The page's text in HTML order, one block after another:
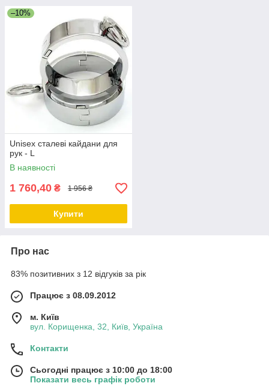
–10%
Unisex сталеві кайдани для
рук - L
В наявності
1 760,40 ₴ 1 956 ₴
Купити
Про нас
83% позитивних з 12 відгуків за рік
Працює з 08.09.2012
м. Київ
вул. Корищенка, 32, Київ, Україна
Контакти
Сьогодні працює з 10:00 до 18:00
Показати весь графік роботи